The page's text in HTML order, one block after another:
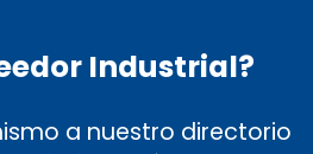
Industrial?
a nuestro directorio